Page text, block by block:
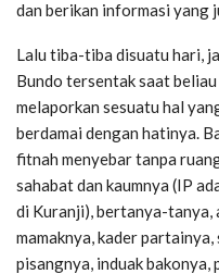
dan berikan informasi yang
Lalu tiba-tiba disuatu hari,
Bundo tersentak saat
melaporkan sesuatu hal
berdamai dengan hatinya.
fitnah menyebar tanpa
sahabat dan kaumnya (IP
di Kuranji), bertanya-tanya,
mamaknya, kader
pisangnya, induak